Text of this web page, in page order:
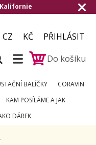
CZ KČ
PŘIHLÁSIT
Do košíku
BALÍČKY
CORAVIN
KAM POSÍLÁME A JAK
DÁREK